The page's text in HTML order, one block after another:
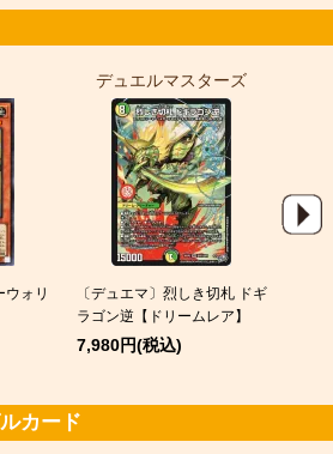
ウォリ
デュエルマスターズ
〔デュエマ〕烈しき切札 ドギ
ラゴン逆【ドリームレア】
7,980円(税込)
カード